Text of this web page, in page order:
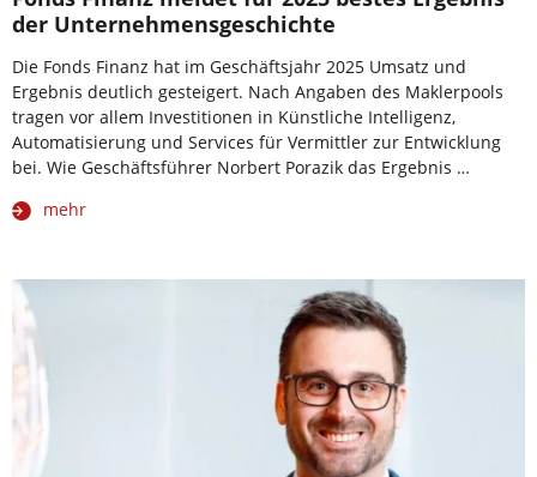
der Unternehmensgeschichte
Die Fonds Finanz hat im Geschäftsjahr 2025 Umsatz und
Ergebnis deutlich gesteigert. Nach Angaben des Maklerpools
tragen vor allem Investitionen in Künstliche Intelligenz,
Automatisierung und Services für Vermittler zur Entwicklung
bei. Wie Geschäftsführer Norbert Porazik das Ergebnis …
mehr